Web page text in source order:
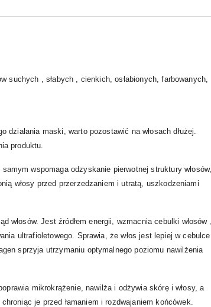
, słabych , cienkich, osłabionych, farbowanych,
maski, warto pozostawić na włosach dłużej.
produktu.
wspomaga odzyskanie pierwotnej struktury włosów,
włosy przed przerzedzaniem i utratą, uszkodzeniami
Jest źródłem energii, wzmacnia cebulki włosów ,
ultrafioletowego. Sprawia, że włos jest lepiej w cebulce
sprzyja utrzymaniu optymalnego poziomu nawilżenia
mikrokrążenie, nawilża i odżywia skórę i włosy, a
je przed łamaniem i rozdwajaniem końcówek.